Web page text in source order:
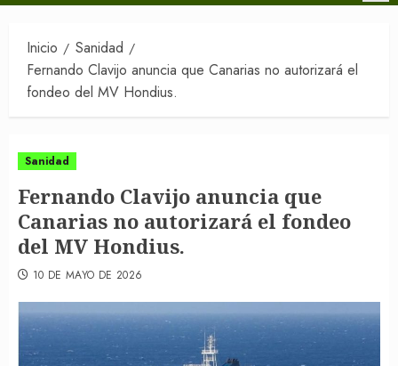
Inicio
Sanidad
Fernando Clavijo anuncia que Canarias no autorizará el
fondeo del MV Hondius.
Sanidad
Fernando Clavijo anuncia que
Canarias no autorizará el fondeo
del MV Hondius.
10 DE MAYO DE 2026